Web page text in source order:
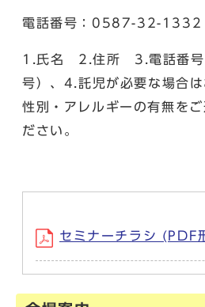
電話番号：0587-32-1332
1.氏名 2.住所 3.電話番号
号）、4.託児が必要な場合は
性別・アレルギーの有無を
ださい。
セミナーチラシ